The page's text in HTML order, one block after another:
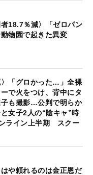
者18.7％減〉「ゼロパン
物園で起きた異変
〉「グロかった…」全裸
で火をつけ、背中にタ
も撮影…公判で明らか
女子2人の“陰キャ”時
ライン上半期 スクー
や頼れるのは金正恩だ